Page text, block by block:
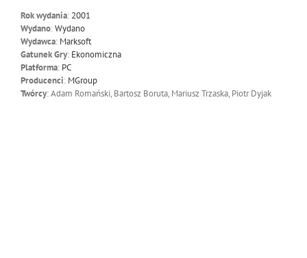
Rok wydania: 2001
Wydano:Wydano
Wydawca: Marksoft
Gatunek Gry: Ekonomiczna
Platforma: PC
Producenci: MGroup
Twórcy: Adam Romański, Bartosz Boruta, Mariusz Trzaska, Piotr Dyjak